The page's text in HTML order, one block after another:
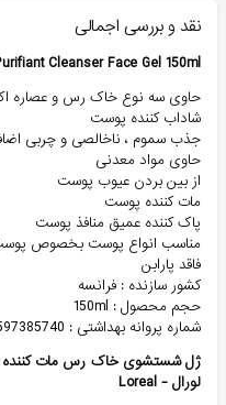
نقد و بررسی اجمالی
Cleanser Face Gel 150ml
حاوی سه نوع خاک رس و عصاره
شاداب کننده پوست
جذب سموم ، ناخالصی و چربی
حاوی مواد معدنی
از بین بردن عیوب پوست
مات کننده پوست
پاک کننده عمیق منافذ پوست
مناسب انواع پوست بخصوص
فاقد پارابن
کشور سازنده : فرانسه
حجم محصول : 150ml
شماره پروانه بهداشتی : 4935951597385740
لورال - Loreal